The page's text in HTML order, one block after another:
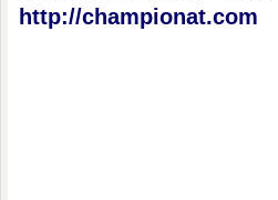
http://championat.com